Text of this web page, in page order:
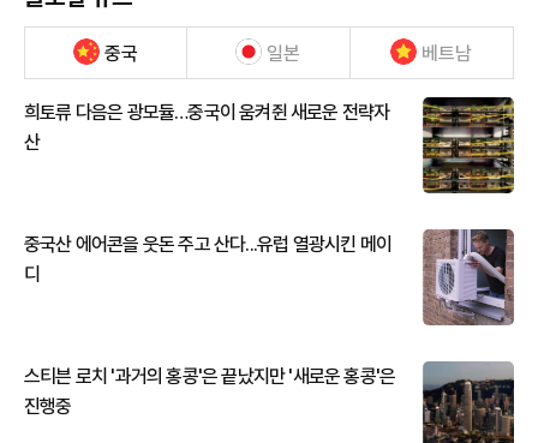
중국 일본 베트남
희토류 다음은 광모듈…중국이 움켜쥔 새로운 전략자
산
중국산 에어콘을 웃돈 주고 산다...유럽 열광시킨 메이
디
스티븐 로치 '과거의 홍콩'은 끝났지만 '새로운 홍콩'은
진행중